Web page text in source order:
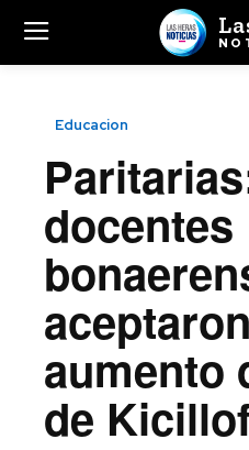
Educacion
docentes
aumento
de